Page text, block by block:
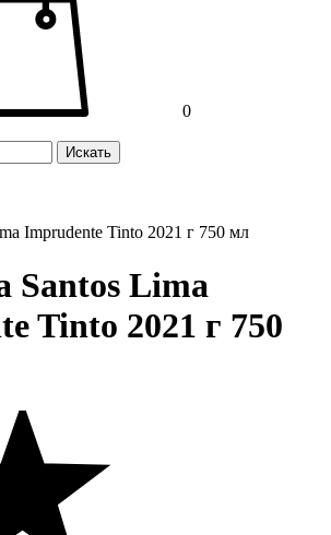
0
Искать
Imprudente Tinto 2021 г 750 мл
Santos Lima
Tinto 2021 г 750